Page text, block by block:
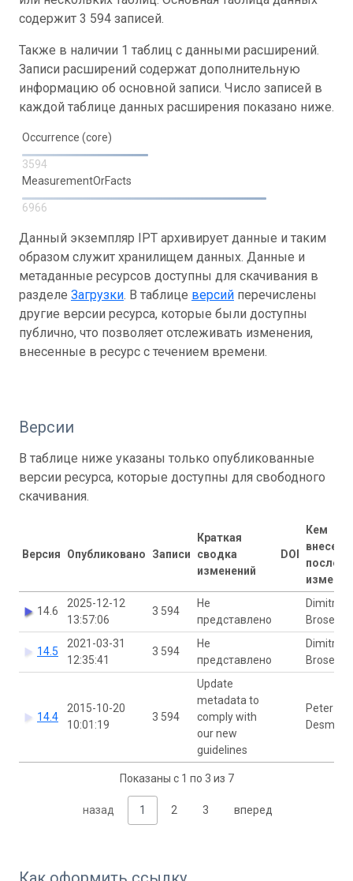
содержит 3 594 записей.
Также в наличии 1 таблиц с данными расширений.
Записи расширений содержат дополнительную
информацию об основной записи. Число записей в
каждой таблице данных расширения показано ниже.
Occurrence (core)
3594
MeasurementOrFacts
6966
Данный экземпляр IPT архивирует данные и таким
образом служит хранилищем данных. Данные и
метаданные ресурсов доступны для скачивания в
разделе Загрузки. В таблице версий перечислены
другие версии ресурса, которые были доступны
публично, что позволяет отслеживать изменения,
внесенные в ресурс с течением времени.
Версии
В таблице ниже указаны только опубликованные
версии ресурса, которые доступны для свободного
скачивания.
Версия Опубликовано Записи
Краткая
сводка
изменений
DOI
Кем
внесены
14.6
2025-12-12
13:57:06
3 594
Не
представлено
Dimitri
Brosens
14.5
2021-03-31
12:35:41
3 594
Не
представлено
Dimitri
Brosens
14.4
2015-10-20
10:01:19
3 594
Update
metadata to
comply with
our new
guidelines
Peter
Desmet
Показаны с 1 по 3 из 7
назад 1 2 3 вперед